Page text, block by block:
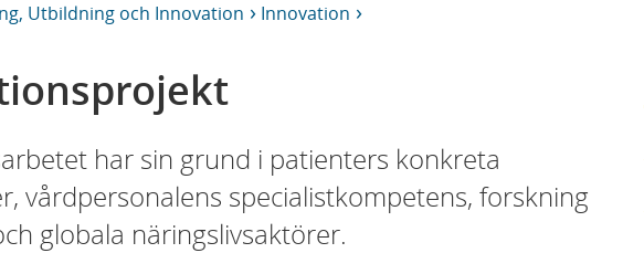
Utbildning och Innovation Innovation
har sin grund i patienters konkreta
vårdpersonalens specialist­kompetens, forskning
globala näringslivsaktörer.